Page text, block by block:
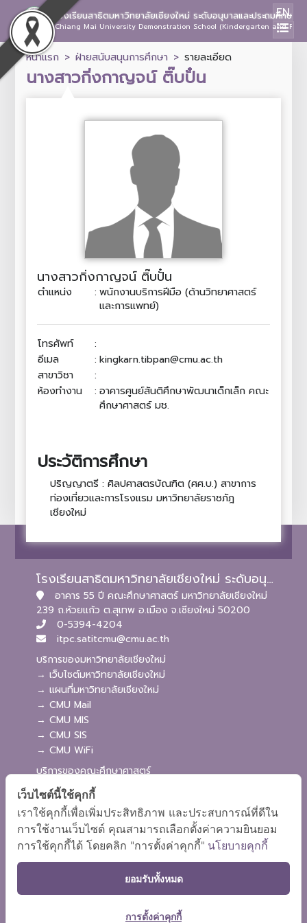
โรงเรียนสาธิตมหาวิทยาลัยเชียงใหม่ ระดับอนุบาลและประถมศึกษา
Chiang Mai University Demonstration School (Kindergarten and
EN
หน้าแรก ฝ่ายสนับสนุนการศึกษา รายละเอียด
นางสาวกิ่งกาญจน์ ติ๊บปั๋น
นางสาวกิ่งกาญจน์ ติ๊บปั๋น
ตำแหน่ง : พนักงานบริการฝีมือ (ด้านวิทยาศาสตร์
และการแพทย์)
โทรศัพท์
:
อีเมล
: kingkarn.tibpan@cmu.ac.th
สาขาวิชา
:
ห้องทำงาน
: อาคารศูนย์สันติศึกษาพัฒนาเด็กเล็ก คณะ
ศึกษาศาสตร์ มช.
ประวัติการศึกษา
ปริญญาตรี : ศิลปศาสตรบัณฑิต (ศศ.บ.) สาขาการ
ท่องเที่ยวและการโรงแรม มหาวิทยาลัยราชภัฎ
เชียงใหม่
โรงเรียนสาธิตมหาวิทยาลัยเชียงใหม่ ระดับอนุบาลและประถมศึกษา
อาคาร 55 ปี คณะศึกษาศาสตร์ มหาวิทยาลัยเชียงใหม่
239 ถ.ห้วยแก้ว ต.สุเทพ อ.เมือง จ.เชียงใหม่ 50200
0-5394-4204
itpc.satitcmu@cmu.ac.th
บริการของมหาวิทยาลัยเชียงใหม่
→ เว็บไซต์มหาวิทยาลัยเชียงใหม่
→ แผนที่มหาวิทยาลัยเชียงใหม่
→ CMU Mail
→ CMU MIS
→ CMU SIS
→ CMU WiFi
บริการของคณะศึกษาศาสตร์
→ เว็บไซต์คณะศึกษาศาสตร์
→ ระบบจัดการเว็บไซต์
→ ระบบ Admission
→ EDU MIS
→ EDU SIS
เว็บไซต์นี้ใช้คุกกี้
เราใช้คุกกี้เพื่อเพิ่มประสิทธิภาพ และประสบการณ์ที่ดีใน
การใช้งานเว็บไซต์ คุณสามารถเลือกตั้งค่าความยินยอม
การใช้คุกกี้ได้ โดยคลิก "การตั้งค่าคุกกี้" นโยบายคุกกี้
ยอมรับทั้งหมด
การตั้งค่าคุกกี้